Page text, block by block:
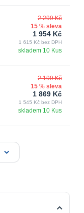
skladem 10 Kus
2 299 Kč
15 % sleva
1 954 Kč
1 615 Kč bez DPH
skladem 10 Kus
2 199 Kč
15 % sleva
1 869 Kč
1 545 Kč bez DPH